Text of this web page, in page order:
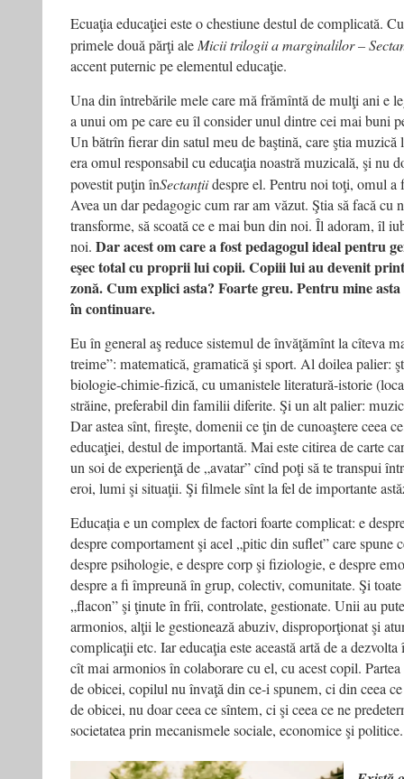
Ecuaţia educaţiei este o chestiune destul de complicată.
primele două părţi ale Micii trilogii a marginalilor –
accent puternic pe elementul educaţie.
Una din întrebările mele care mă frămîntă de mulţi ani e
a unui om pe care eu îl consider unul dintre cei mai buni
Un bătrîn fierar din satul meu de baştină, care ştia muzică
era omul responsabil cu educaţia noastră muzicală, şi nu
povestit puţin înSectanţiidespre el. Pentru noi toţi, omul a
Avea un dar pedagogic cum rar am văzut. Ştia să facă cu
transforme, să scoată ce e mai bun din noi. Îl adoram, îl
noi. Dar acest om care a fost pedagogul ideal pentru
eşec total cu proprii lui copii. Copiii lui au devenit
zonă. Cum explici asta? Foarte greu. Pentru mine
în continuare.
Eu în general aş reduce sistemul de învăţămînt la cîteva
treime”: matematică, gramatică şi sport. Al doilea palier:
biologie-chimie-fizică, cu umanistele literatură-istorie
străine, preferabil din familii diferite. Şi un alt palier:
Dar astea sînt, fireşte, domenii ce ţin de cunoaştere ceea
educaţiei, destul de importantă. Mai este citirea de carte
un soi de experienţă de „avatar” cînd poţi să te transpui
eroi, lumi şi situaţii. Şi filmele sînt la fel de importante
Educația e un complex de factori foarte complicat: e
despre comportament şi acel „pitic din suflet” care spune
despre psihologie, e despre corp şi fiziologie, e despre
despre a fi împreună în grup, colectiv, comunitate. Şi
„flacon” şi ţinute în frîi, controlate, gestionate. Unii au
armonios, alţii le gestionează abuziv, disproporţionat şi
complicaţii etc. Iar educaţia este această artă de a
cît mai armonios în colaborare cu el, cu acest copil.
de obicei, copilul nu învaţă din ce-i spunem, ci din ceea
de obicei, nu doar ceea ce sîntem, ci şi ceea ce ne
societatea prin mecanismele sociale, economice şi politice.